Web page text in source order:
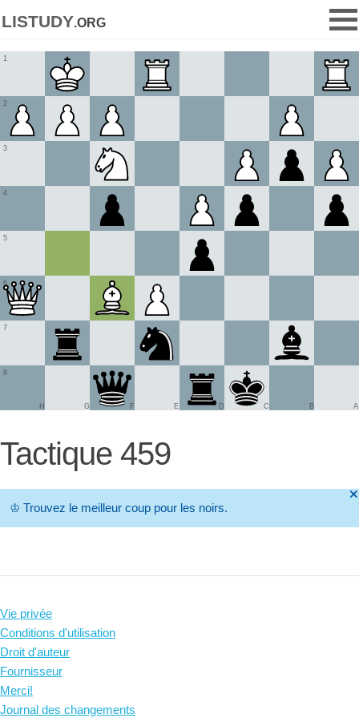
listudy.org
1
2
3
4
5
6
7
8
A
B
C
D
E
F
G
H
Tactique 459
🞫
♔ Trouvez le meilleur coup pour les noirs.
Vie privée
Conditions d'utilisation
Droit d'auteur
Fournisseur
Merci!
Journal des changements